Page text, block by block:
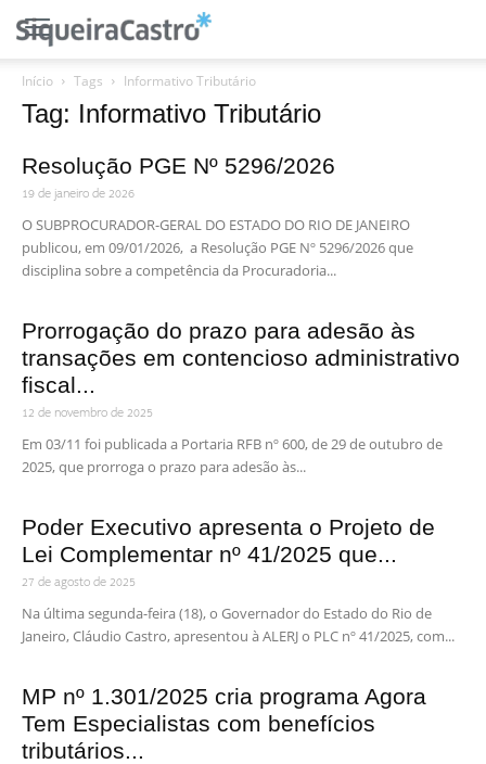
Início Tags Informativo Tributário
Tag: Informativo Tributário
Resolução PGE Nº 5296/2026
19 de janeiro de 2026
O SUBPROCURADOR-GERAL DO ESTADO DO RIO DE JANEIRO
publicou, em 09/01/2026, a Resolução PGE Nº 5296/2026 que
disciplina sobre a competência da Procuradoria...
Prorrogação do prazo para adesão às
transações em contencioso administrativo
fiscal...
12 de novembro de 2025
Em 03/11 foi publicada a Portaria RFB nº 600, de 29 de outubro de
2025, que prorroga o prazo para adesão às...
Poder Executivo apresenta o Projeto de
Lei Complementar nº 41/2025 que...
27 de agosto de 2025
Na última segunda-feira (18), o Governador do Estado do Rio de
Janeiro, Cláudio Castro, apresentou à ALERJ o PLC nº 41/2025, com...
MP nº 1.301/2025 cria programa Agora
Tem Especialistas com benefícios
tributários...